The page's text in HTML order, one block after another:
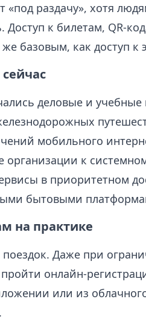
раздачу», хотя
Доступ к билетам,
базовым, как доступ к
деловые и учебные
мобильного
организации к
в приоритетном
бытовыми
на практике
Даже при
или из